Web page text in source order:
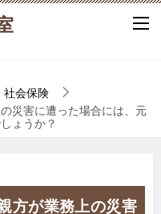
社会保険
災害に遭った場合には、元
ょうか？
方が業務上の災害